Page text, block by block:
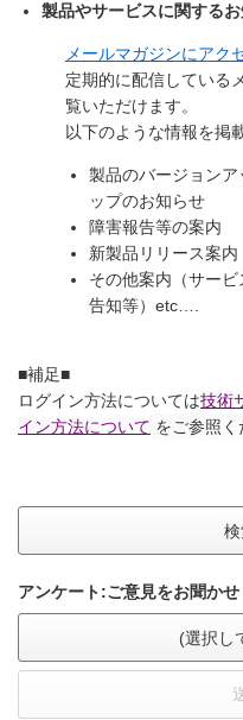
製品やサービスに関する
メールマガジンにアク
定期的に配信している
覧いただけます。
以下のような情報を掲
製品のバージョン
ップのお知らせ
障害報告等の案内
新製品リリース案内
その他案内（サー
告知等）etc….
■補足■
ログイン方法については技術
イン方法について をご参照く
アンケート:ご意見をお聞か
(選択し